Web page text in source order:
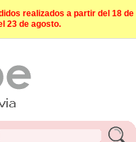
realizados a partir del 18 de
23 de agosto.